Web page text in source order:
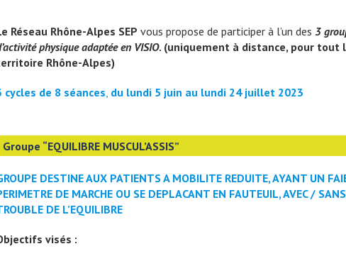
Réseau Rhône-Alpes SEP vous propose de participer à l’un des 3
physique adaptée en VISIO. (uniquement à distance, pour tout
Rhône-Alpes)
cycles de 8 séances, du lundi 5 juin au lundi 24 juillet 2023
Groupe “EQUILIBRE MUSCUL’ASSIS”
DESTINE AUX PATIENTS A MOBILITE REDUITE, AYANT UN
DE MARCHE OU SE DEPLACANT EN FAUTEUIL, AVEC / SANS
DE L’EQUILIBRE
visés :